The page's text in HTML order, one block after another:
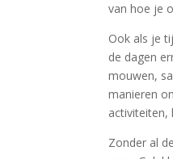
van hoe je
Ook als je
de dagen
mouwen,
manieren
activiteiten,
Zonder al